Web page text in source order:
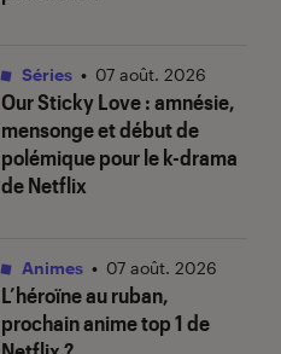
Our Sticky Love: amnésie,
mensonge et début de
polémique pour le k-drama
de Netflix
Séries • 07 août. 2026
L’héroïne au ruban,
prochain anime top 1 de
Animes • 07 août. 2026